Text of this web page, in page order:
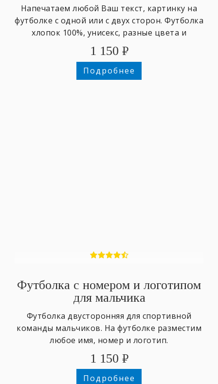
Напечатаем любой Ваш текст, картинку на
футболке с одной или с двух сторон. Футболка
хлопок 100%, унисекс, разные цвета и
размеры,
1 150 ₽
Подробнее
Футболка с номером и логотипом
для мальчика
Футболка двусторонняя для спортивной
команды мальчиков. На футболке разместим
любое имя, номер и логотип.
1 150 ₽
Подробнее